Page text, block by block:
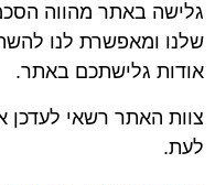
גלישה באתר מהווה
שלנו ומאפשרת לנו
אודות גלישתכם באתר.
צוות האתר רשאי
לעת.